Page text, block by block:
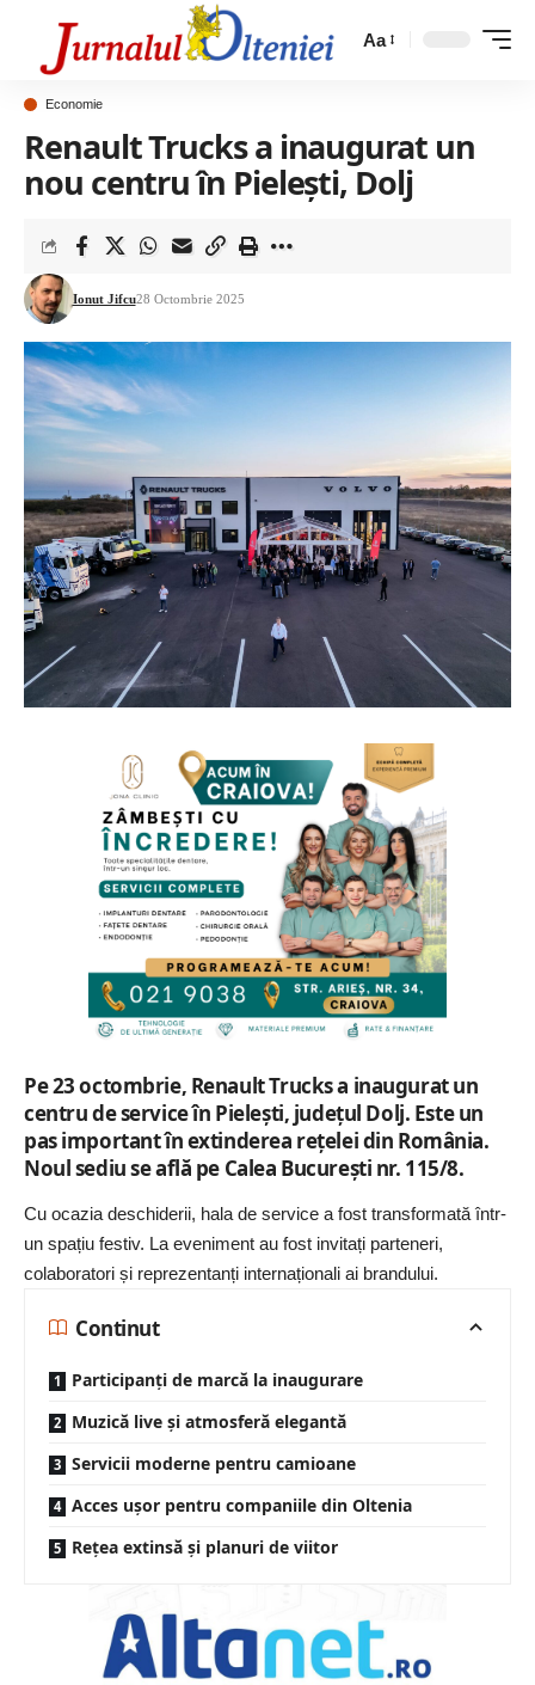
Aa
Economie
Renault Trucks a inaugurat un
nou centru în Pielești, Dolj
Ionut Jifcu28 Octombrie 2025
Pe 23 octombrie, Renault Trucks a inaugurat un
centru de service în Pielești, județul Dolj. Este un
pas important în extinderea rețelei din România.
Noul sediu se află pe Calea București nr. 115/8.
Cu ocazia deschiderii, hala de service a fost transformată într-
un spațiu festiv. La eveniment au fost invitați parteneri,
colaboratori și reprezentanți internaționali ai brandului.
Continut
Participanți de marcă la inaugurare
Muzică live și atmosferă elegantă
Servicii moderne pentru camioane
Acces ușor pentru companiile din Oltenia
Rețea extinsă și planuri de viitor